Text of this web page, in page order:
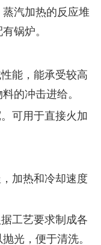
汽加热的反应堆
锅炉。
能，能承受较高
的冲击进给。
可用于直接火加
加热和冷却速度
工艺要求制成各
光，便于清洗。